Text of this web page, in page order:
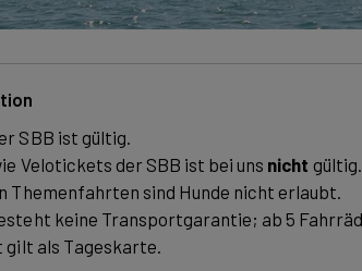
SBB ist gültig.
Velotickets der SBB ist bei uns nicht gültig.
Themenfahrten sind Hunde nicht erlaubt.
keine Transportgarantie; ab 5
als Tageskarte.